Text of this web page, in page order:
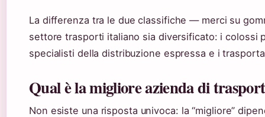
La differenza tra le due classifiche — merci su
settore trasporti italiano sia diversificato: i colossi
specialisti della distribuzione espressa e i
Qual è la migliore azienda di
Non esiste una risposta univoca: la “migliore”